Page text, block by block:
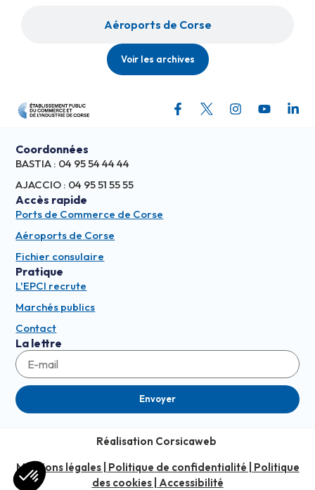
Aéroports de Corse
Voir les archives
Coordonnées
BASTIA : 04 95 54 44 44
AJACCIO : 04 95 51 55 55
Accès rapide
Ports de Commerce de Corse
Aéroports de Corse
Fichier consulaire
Pratique
L'EPCI recrute
Marchés publics
Contact
La lettre
Envoyer
Réalisation Corsicaweb
Mentions légales| Politique de confidentialité
Politique
des cookies| Accessibilité